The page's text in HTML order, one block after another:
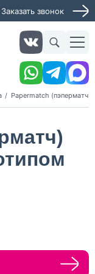
Заказать звонок
Papermatch (пэперматч)
в ближайшее
с политикой
получение